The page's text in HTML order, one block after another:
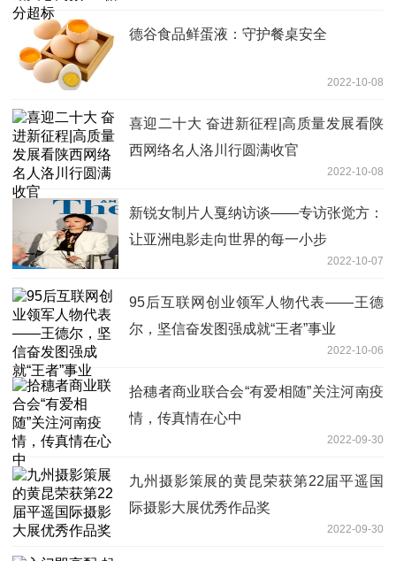
德谷食品鲜蛋液：守护餐桌安全
2022-10-08
喜迎二十大 奋进新征程|高质量发展看陕
西网络名人洛川行圆满收官
2022-10-08
新锐女制片人戛纳访谈——专访张觉方：
让亚洲电影走向世界的每一小步
2022-10-07
95后互联网创业领军人物代表——王德
尔，坚信奋发图强成就“王者”事业
2022-10-06
拾穗者商业联合会“有爱相随”关注河南疫
情，传真情在心中
2022-09-30
九州摄影策展的黄昆荣获第22届平遥国
际摄影大展优秀作品奖
2022-09-30